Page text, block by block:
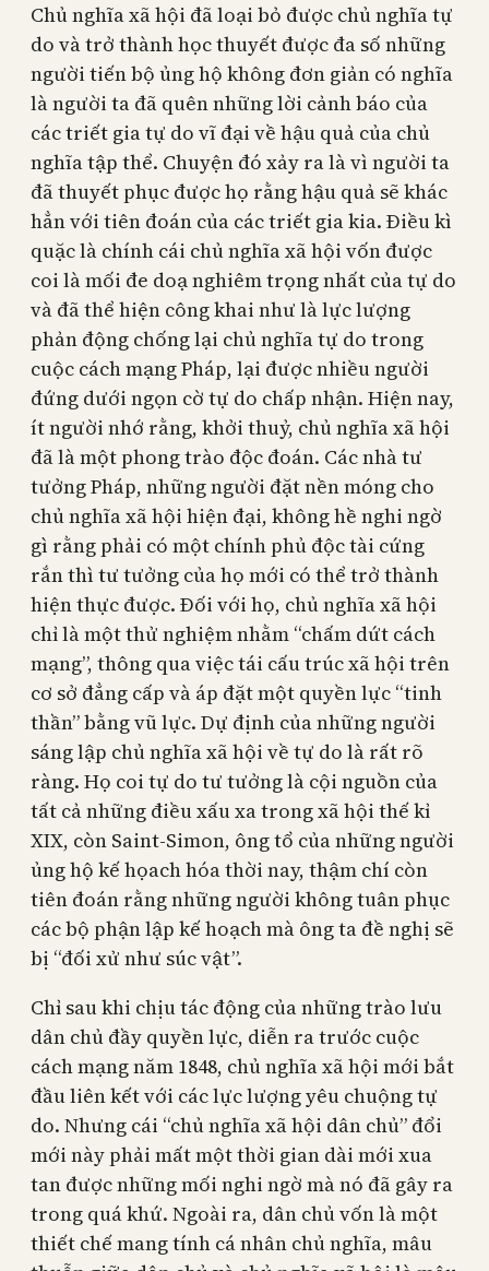
Chủ nghĩa xã hội đã loại bỏ được chủ nghĩa tự
do và trở thành học thuyết được đa số những
người tiến bộ ủng hộ không đơn giản có nghĩa
là người ta đã quên những lời cảnh báo của
các triết gia tự do vĩ đại về hậu quả của chủ
nghĩa tập thể. Chuyện đó xảy ra là vì người ta
đã thuyết phục được họ rằng hậu quả sẽ khác
hẳn với tiên đoán của các triết gia kia. Điều kì
quặc là chính cái chủ nghĩa xã hội vốn được
coi là mối đe doạ nghiêm trọng nhất của tự do
và đã thể hiện công khai như là lực lượng
phản động chống lại chủ nghĩa tự do trong
cuộc cách mạng Pháp, lại được nhiều người
đứng dưới ngọn cờ tự do chấp nhận. Hiện nay,
ít người nhớ rằng, khởi thuỷ, chủ nghĩa xã hội
đã là một phong trào độc đoán. Các nhà tư
tưởng Pháp, những người đặt nền móng cho
chủ nghĩa xã hội hiện đại, không hề nghi ngờ
gì rằng phải có một chính phủ độc tài cứng
rắn thì tư tưởng của họ mới có thể trở thành
hiện thực được. Đối với họ, chủ nghĩa xã hội
chỉ là một thử nghiệm nhằm “chấm dứt cách
mạng”, thông qua việc tái cấu trúc xã hội trên
cơ sở đẳng cấp và áp đặt một quyền lực “tinh
thần” bằng vũ lực. Dự định của những người
sáng lập chủ nghĩa xã hội về tự do là rất rõ
ràng. Họ coi tự do tư tưởng là cội nguồn của
tất cả những điều xấu xa trong xã hội thế kỉ
XIX, còn Saint-Simon, ông tổ của những người
ủng hộ kế họach hóa thời nay, thậm chí còn
tiên đoán rằng những người không tuân phục
các bộ phận lập kế hoạch mà ông ta đề nghị sẽ
bị “đối xử như súc vật”.
Chỉ sau khi chịu tác động của những trào lưu
dân chủ đầy quyền lực, diễn ra trước cuộc
cách mạng năm 1848, chủ nghĩa xã hội mới bắt
đầu liên kết với các lực lượng yêu chuộng tự
do. Nhưng cái “chủ nghĩa xã hội dân chủ” đổi
mới này phải mất một thời gian dài mới xua
tan được những mối nghi ngờ mà nó đã gây ra
trong quá khứ. Ngoài ra, dân chủ vốn là một
thiết chế mang tính cá nhân chủ nghĩa, mâu